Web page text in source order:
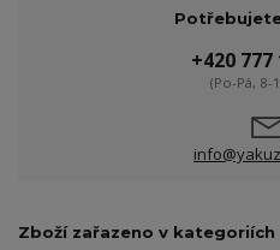
+420 777
(Po-Pá, 8-
Zboží zařazeno v kategoriích